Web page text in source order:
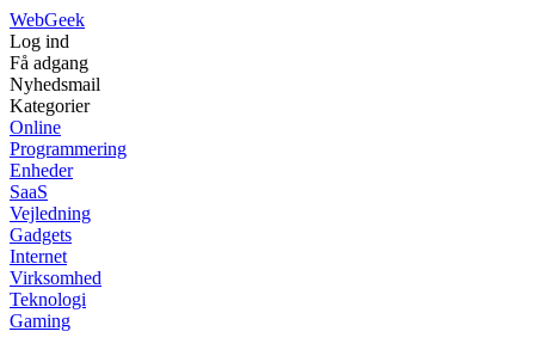
WebGeek
Log ind
Få adgang
Nyhedsmail
Kategorier
Online
Programmering
Enheder
SaaS
Vejledning
Gadgets
Internet
Virksomhed
Teknologi
Gaming